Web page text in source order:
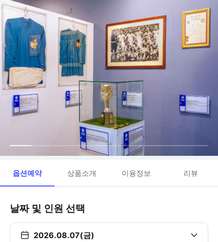
옵션예약 상품소개 이용정보 리뷰
날짜 및 인원 선택
2026.08.07(금)